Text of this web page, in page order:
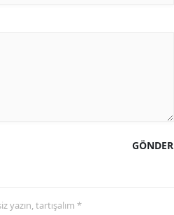
GÖNDER
yazın, tartışalım *